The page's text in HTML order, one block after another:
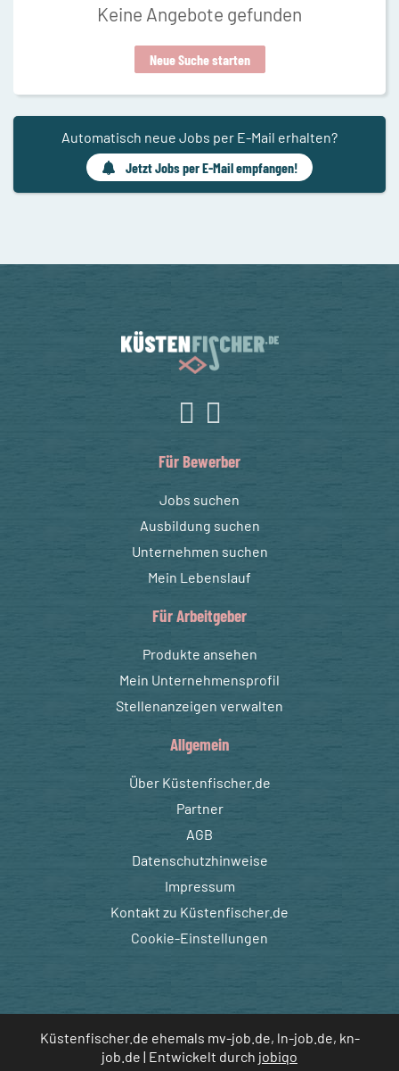
Keine Angebote gefunden
Neue Suche starten
Automatisch neue Jobs per E-Mail erhalten?
Jetzt Jobs per E-Mail empfangen!
Für Bewerber
Jobs suchen
Ausbildung suchen
Unternehmen suchen
Mein Lebenslauf
Für Arbeitgeber
Produkte ansehen
Mein Unternehmensprofil
Stellenanzeigen verwalten
Allgemein
Über Küstenfischer.de
Partner
AGB
Datenschutzhinweise
Impressum
Kontakt zu Küstenfischer.de
Cookie-Einstellungen
Küstenfischer.de ehemals mv-job.de, ln-job.de, kn-
job.de | Entwickelt durch jobiqo